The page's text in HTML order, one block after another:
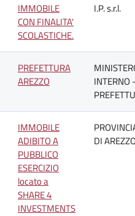
IMMOBILE
CON FINALITA'
SCOLASTICHE.
I.P. s.r.l.
PREFETTURA
AREZZO
INTERNO
IMMOBILE
ADIBITO A
PUBBLICO
ESERCIZIO
locato a
SHARE 4
INVESTMENTS
DI